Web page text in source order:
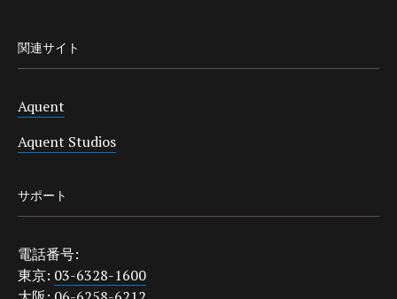
関連サイト
Aquent
Aquent Studios
サポート
電話番号:
東京: 03-6328-1600